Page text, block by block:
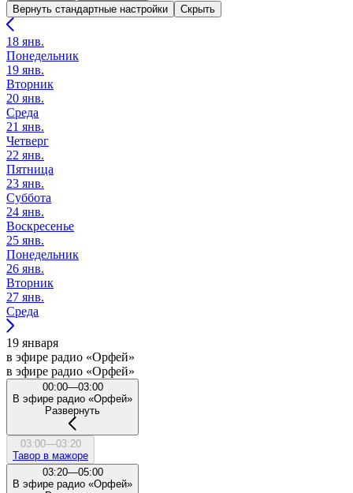
Вернуть стандартные настройки
Скрыть
18 янв.
Понедельник
19 янв.
Вторник
20 янв.
Среда
21 янв.
Четверг
22 янв.
Пятница
23 янв.
Суббота
24 янв.
Воскресенье
25 янв.
Понедельник
26 янв.
Вторник
27 янв.
Среда
19 января
в эфире радио «Орфей»
в эфире радио «Орфей»
00:00—03:00
В эфире радио «Орфей»
Развернуть
03:00—03:20
Тавор в мажоре
03:20—05:00
В эфире радио «Орфей»